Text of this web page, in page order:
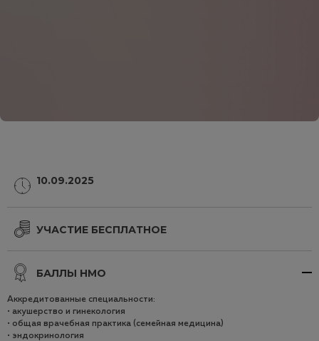
10.09.2025
УЧАСТИЕ БЕСПЛАТНОЕ
БАЛЛЫ НМО
Аккредитованные специальности:
• акушерство и гинекология
• общая врачебная практика (семейная медицина)
• эндокринология